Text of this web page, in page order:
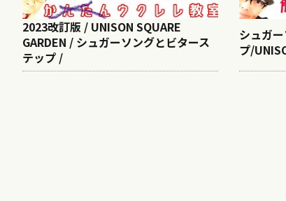
2023改訂版 / UNISON SQUARE
GARDEN / シュガーソングとビタース
テップ /
シュガ
プ/